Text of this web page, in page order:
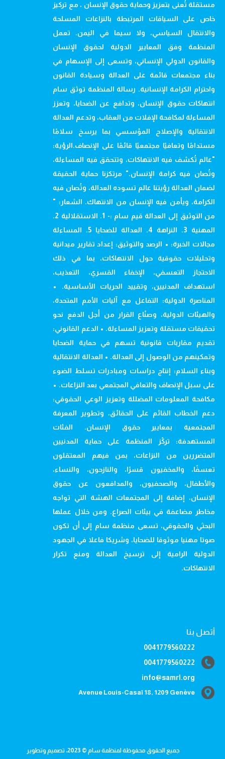
مستقلة تُعنى بتعزيز وحماية حقوق الإنسان ، مع تركيز
خاص على السياقات المرتبطة بالنزاعات المسلحة
والانتقال السياسي، ولا سيما في اليمن. تعمل
المنظمة وفق المعايير الدولية لحقوق الإنسان
والقانون الدولي الإنساني، وتسعى إلى الإسهام في
بناء مجتمعات قائمة على العدالة وسيادة القانون
واحترام الكرامة الإنسانية. رسالة المنظمة توثق سام
انتهاكات حقوق الإنسان، وتدافع عن الضحايا، وتعزز
المساءلة لمكافحة الإفلات من العقاب، وتدعم العدالة
الانتقالية والإصلاح المؤسسي بما يرسخ سلامًا
مستدامًا وتعافيًا مجتمعيًا قائمًا على الإنصاف.الرؤية:
"عالم تُكشف فيه الانتهاكات، وتتحقق فيه المساءلة،
وتُصان فيه كرامة الإنسان." مرتكزنا حماية الحقيقة
لضمان العدالة رؤيتنا عالم تسوده العدالة، وتُصان فيه
الكرامة، ويأمن فيه الإنسان من الانتهاك. الشعار: "
من التوثيق إلى العدالة قيم سام :- 1. الاستقلالية 2.
المهنية 3. النزاهة 4. العدالة للضحايا 5. المساءلة
مجالات الخبرة: • الرصد والتوثيق: إعداد تقارير ميدانية
وتحليلات حقوقية حول الانتهاكات، بما في ذلك
الاحتجاز التعسفي، الإخفاء القسري، التعذيب،
استهداف المدنيين، وتقييد الحريات الأساسية. •
المناصرة الدولية: التفاعل مع آليات الأمم المتحدة،
والهيئات الدولية، وصنّاع القرار من أجل الدفع نحو
تحقيقات مستقلة وتعزيز المساءلة. • الدعم القانوني:
تقديم مقاربات قانونية تسهم في حماية الضحايا
وتمكينهم من الوصول إلى العدالة. • العدالة الانتقالية
وبناء السلام: إنتاج دراسات ومبادرات تسلط الضوء
على سبل الإنصاف والتعافي المجتمعي بعد النزاعات. •
مكافحة المعلومات المضللة وتعزيز الوعي الحقوقي:
دعم الخطاب القائم على الحقائق، وتطوير المعرفة
المجتمعية بمعايير حقوق الإنسان. الفئات
المستهدفة: تركّز المنظمة على حماية المدنيين
المتضررين من النزاعات، بمن فيهم المعتقلون
تعسفًا، والمخفيون قسرًا، والنازحون، والنساء،
والأطفال، والصحفيون، والمدافعون عن حقوق
الإنسان، إضافة إلى المجتمعات الهشة التي تواجه
مخاطر مضاعفة في بيئات الصراع. ومن خلال عملها
البحثي والحقوقي، تسعى منظمة سام إلى أن تكون
صوتا مهنيا موثوقا للضحايا، وشريكا فاعلا في الجهود
الدولية الرامية إلى ترسيخ العدالة ومنع تكرار
الانتهاكات.
أتصل بنا
0041779560222
0041779560222
info@samrl.org
Avenue Louis-Casaï 18, 1209 Genève
جميع الحقوق محفوظة لمنظمة سام © 2023، تصميم وتطوير